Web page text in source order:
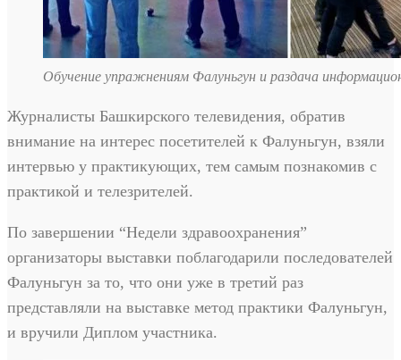
Обучение упражнениям Фалуньгун и раздача
Журналисты Башкирского телевидения, обратив
внимание на интерес посетителей к Фалуньгун, взяли
интервью у практикующих, тем самым познакомив с
практикой и телезрителей.
По завершении “Недели здравоохранения”
организаторы выставки поблагодарили последователей
Фалуньгун за то, что они уже в третий раз
представляли на выставке метод практики Фалуньгун,
и вручили Диплом участника.